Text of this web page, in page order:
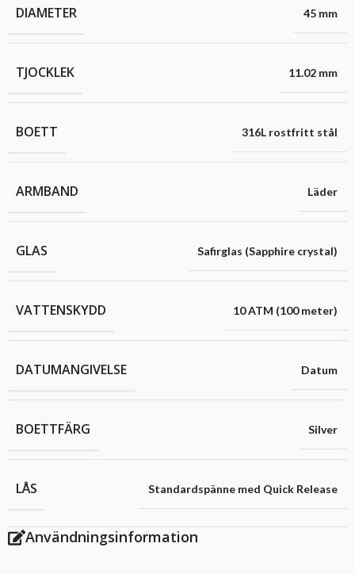
DIAMETER 45 mm
TJOCKLEK 11.02 mm
BOETT 316L rostfritt stål
ARMBAND Läder
GLAS Safirglas (Sapphire crystal)
VATTENSKYDD 10 ATM (100 meter)
DATUMANGIVELSE Datum
BOETTFÄRG Silver
LÅS Standardspänne med Quick Release
Användningsinformation